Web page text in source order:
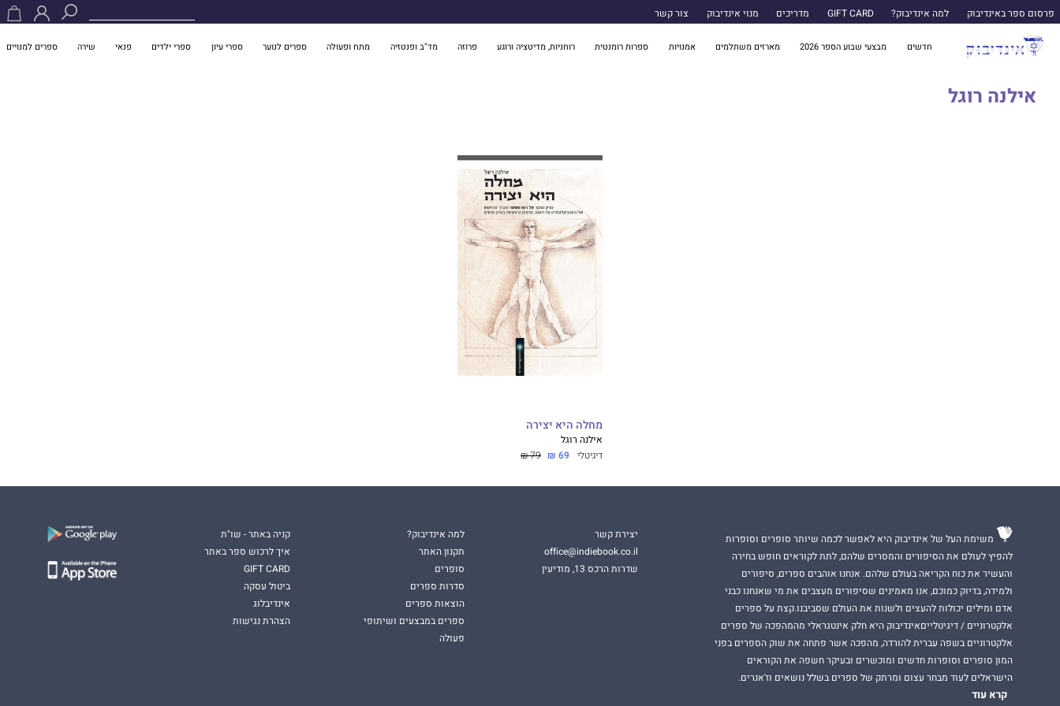
פרסום ספר באינדיבוק למה אינדיבוק? GIFT CARD מדריכים מנוי אינדיבוק צור קשר
חדשים מבצעי שבוע הספר 2026 מארזים משתלמים אמנויות ספרות רומנטית רוחניות, מדיטציה ורוגע פרוזה מד"ב ופנטזיה מתח ופעולה ספרים לנוער ספרי עיון ספרי ילדים פנאי שירה ספרים למנויים
אילנה רוגל
מחלה היא יצירה
אילנה רוגל
דיגיטלי 69 ₪
79 ₪
משימת העל של אינדיבוק היא לאפשר לכמה שיותר סופרים וסופרות
להפיץ לעולם את הסיפורים והמסרים שלהם, לתת לקוראים חופש בחירה
והעשיר את כוח הקריאה בעולם שלהם. אנחנו אוהבים ספרים, סיפורים
ולמידה, בדיוק כמוכם, אנו מאמינים שסיפורים מעצבים את מי שאנחנו כבני
אדם ומילים יכולות להעצים ולשנות את העולם שסביבנו.קצת על ספרים
אלקטרוניים / דיגיטלייםאינדיבוק היא חלק אינטגראלי מהמהפכה של ספרים
אלקטרוניים בשפה עברית להורדה, מהפכה אשר פתחה את שוק הספרים בפני
המון סופרים וסופרות חדשים ומוכשרים ובעיקר חשפה את הקוראים
הישראלים לעוד מבחר עצום ומרתק של ספרים בשלל נושאים וז'אנרים.
קרא עוד
יצירת קשר
office@indiebook.co.il
שדרות הרכס 13, מודיעין
למה אינדיבוק?
תקנון האתר
סופרים
סדרות ספרים
הוצאות ספרים
ספרים במבצעים ושיתופי
פעולה
קניה באתר - שו"ת
איך לרכוש ספר באתר
GIFT CARD
ביטול עסקה
אינדיבלוג
הצהרת נגישות